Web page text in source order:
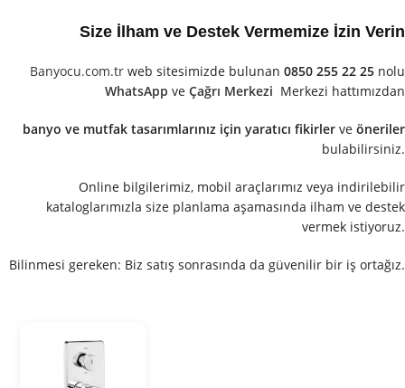
Size İlham ve Destek Vermemize İzin Verin
Banyocu.com.tr web sitesimizde bulunan 0850 255 22 25 nolu
WhatsApp ve Çağrı Merkezi Merkezi hattımızdan
banyo ve mutfak tasarımlarınız için yaratıcı fikirler ve öneriler
bulabilirsiniz.
Online bilgilerimiz, mobil araçlarımız veya indirilebilir
kataloglarımızla size planlama aşamasında ilham ve destek
vermek istiyoruz.
Bilinmesi gereken: Biz satış sonrasında da güvenilir bir iş ortağız.